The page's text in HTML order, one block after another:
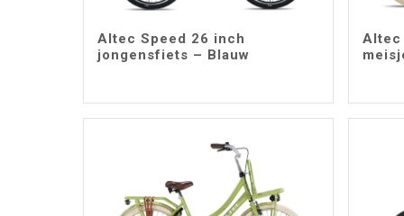
Altec Speed 26 inch
jongensfiets – Blauw
Altec